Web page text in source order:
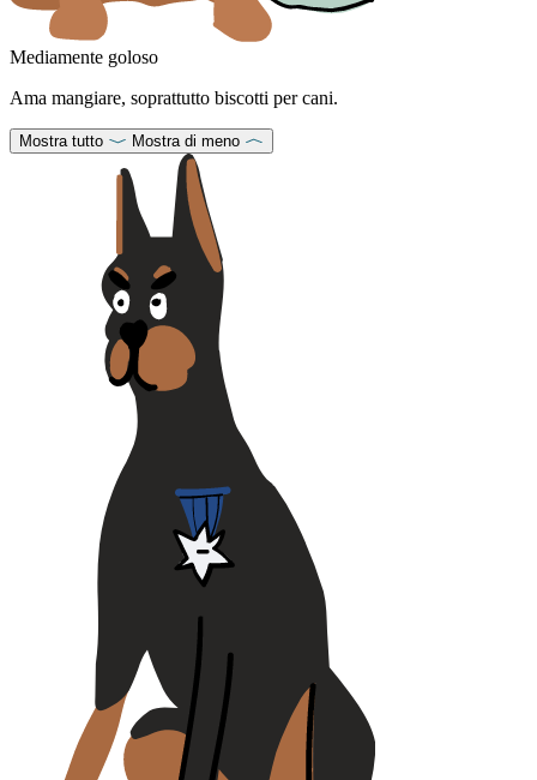
Mediamente goloso
Ama mangiare, soprattutto biscotti per cani.
Mostra tutto Mostra di meno